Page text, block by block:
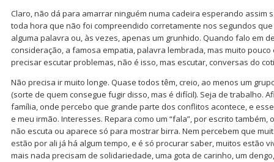
Claro, não dá para amarrar ninguém numa cadeira esperando assim
toda hora que não foi compreendido corretamente nos segundos
alguma palavra ou, às vezes, apenas um grunhido. Quando falo em
consideração, a famosa empatia, palavra lembrada, mas muito
precisar escutar problemas, não é isso, mas escutar, conversas do
Não precisa ir muito longe. Quase todos têm, creio, ao menos um
(sorte de quem consegue fugir disso, mas é difícil). Seja de trabalho.
família, onde percebo que grande parte dos conflitos acontece, e
e meu irmão. Interesses. Repara como um “fala”, por escrito
não escuta ou aparece só para mostrar birra. Nem percebem que
estão por ali já há algum tempo, e é só procurar saber, muitos estão
mais nada precisam de solidariedade, uma gota de carinho, um